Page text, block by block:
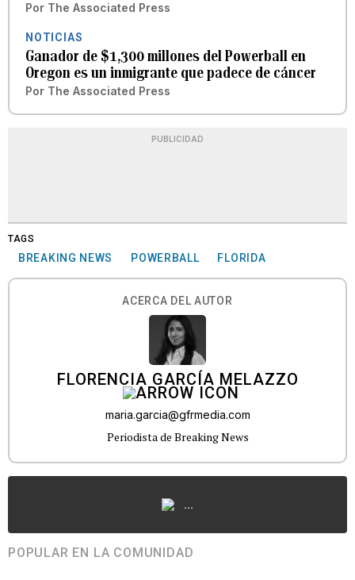
Por The Associated Press
NOTICIAS
Ganador de $1,300 millones del Powerball en
Oregon es un inmigrante que padece de cáncer
Por The Associated Press
PUBLICIDAD
TAGS
BREAKING NEWS POWERBALL FLORIDA
ACERCA DEL AUTOR
FLORENCIA GARCÍA MELAZZO
maria.garcia@gfrmedia.com
Periodista de Breaking News
...
POPULAR EN LA COMUNIDAD